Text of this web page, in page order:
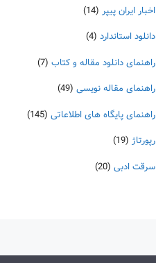
اخبار ایران پیپر (14)
دانلود استاندارد (4)
راهنمای دانلود مقاله و کتاب (7)
راهنمای مقاله نویسی (49)
راهنمای پایگاه های اطلاعاتی (145)
رپورتاژ (19)
سرقت ادبی (20)